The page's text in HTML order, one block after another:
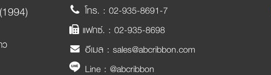
โทร. :02-935-8691-7
แฟกซ์. : 02-935-8698
อีเมล :sales@abcribbon.com
Line :@abcribbon